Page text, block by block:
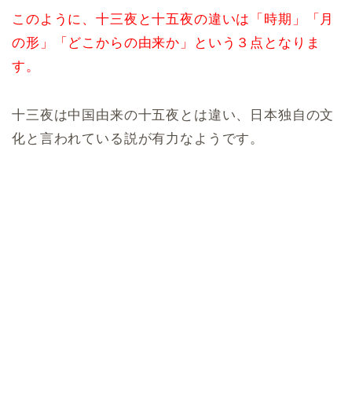
このように、十三夜と十五夜の違いは「時期」「月
の形」「どこからの由来か」という３点となりま
す。
十三夜は中国由来の十五夜とは違い、日本独自の文
化と言われている説が有力なようです。